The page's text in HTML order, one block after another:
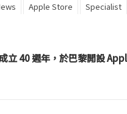
Apple Store Specialist
立 40 週年，於巴黎開設